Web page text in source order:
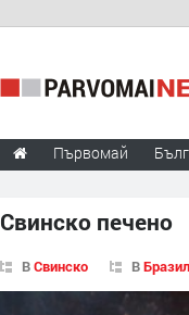
Първомай
Свинско печено
ВСвинско В